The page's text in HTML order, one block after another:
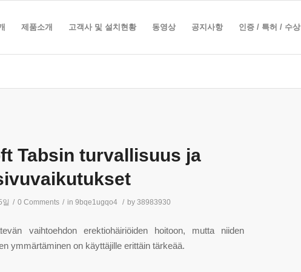
제품소개 고객사 및 설치현황 동영상 공지사항 인증 / 특허 / 수상
Tabsin turvallisuus ja
/ 0 Comments / in 9bqe1ugqo4 / by 38983930
vaihtoehdon erektiohäiriöiden hoitoon, mutta niiden
ymmärtäminen on käyttäjille erittäin tärkeää.